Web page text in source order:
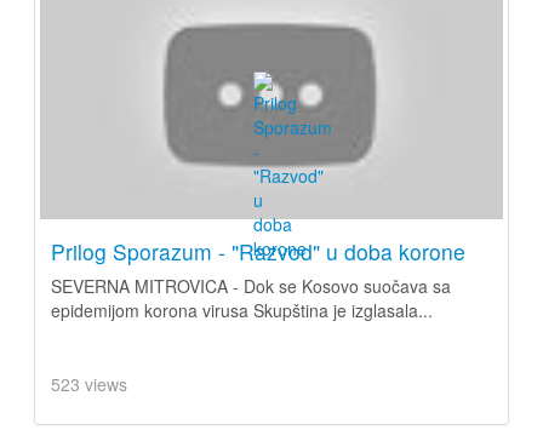
Prilog Sporazum - "Razvod" u doba korone
SEVERNA MITROVICA - Dok se Kosovo suočava sa
epidemijom korona virusa Skupština je izglasala...
523 views